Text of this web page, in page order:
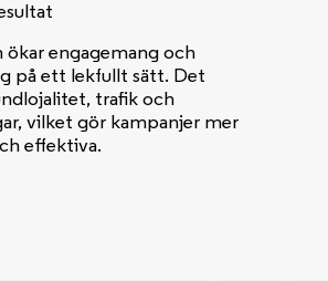
engagemang och
på ett lekfullt sätt. Det
trafik och
vilket gör kampanjer mer
effektiva.